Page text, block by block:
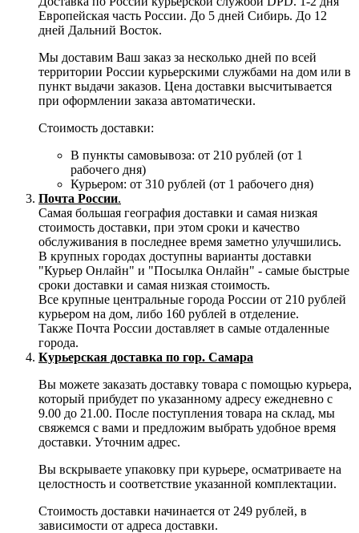
Европейская часть России. До 5 дней Сибирь. До 12
дней Дальний Восток.
Мы доставим Ваш заказ за несколько дней по всей
территории России курьерскими службами на дом или в
пункт выдачи заказов. Цена доставки высчитывается
при оформлении заказа автоматически.
Стоимость доставки:
В пункты самовывоза: от 210 рублей (от 1
рабочего дня)
Курьером: от 310 рублей (от 1 рабочего дня)
Почта России.
Самая большая география доставки и самая низкая
стоимость доставки, при этом сроки и качество
обслуживания в последнее время заметно улучшились.
В крупных городах доступны варианты доставки
"Курьер Онлайн" и "Посылка Онлайн" - самые быстрые
сроки доставки и самая низкая стоимость.
Все крупные центральные города России от 210 рублей
курьером на дом, либо 160 рублей в отделение.
Также Почта России доставляет в самые отдаленные
города.
Курьерская доставка по гор. Самара
Вы можете заказать доставку товара с помощью курьера,
который прибудет по указанному адресу ежедневно с
9.00 до 21.00. После поступления товара на склад, мы
свяжемся с вами и предложим выбрать удобное время
доставки. Уточним адрес.
Вы вскрываете упаковку при курьере, осматриваете на
целостность и соответствие указанной комплектации.
Стоимость доставки начинается от 249 рублей, в
зависимости от адреса доставки.